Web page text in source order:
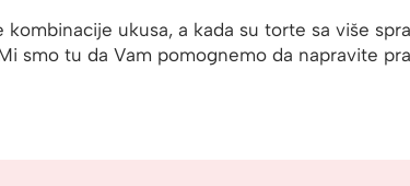
kombinacije ukusa, a kada su torte sa više
smo tu da Vam pomognemo da napravite